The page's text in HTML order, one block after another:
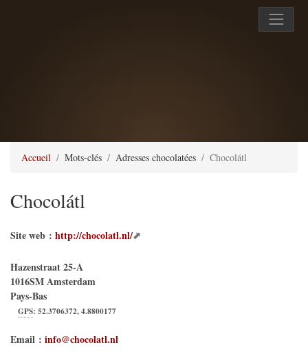
Accueil Mots-clés Adresses chocolatées Chocolátl
Chocolátl
Site web : http://chocolatl.nl/
Hazenstraat 25-A
1016SMAmsterdam
Pays-Bas
GPS:52.3706372,4.8800177
Email : info@chocolatl.nl